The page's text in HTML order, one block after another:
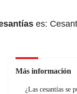
es:
Más información
¿Las cesantías se